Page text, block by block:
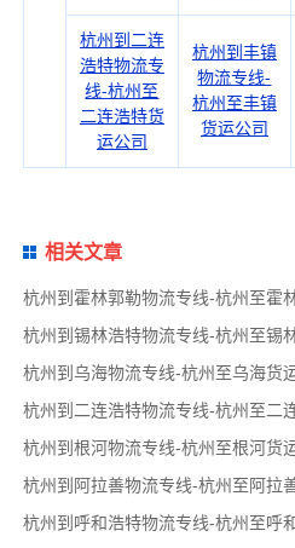
杭州到二连
浩特物流专
线-杭州至
二连浩特货
运公司
杭州到丰镇
物流专线-
杭州至丰镇
货运公司
相关文章
杭州到霍林郭勒物流专线-杭州至霍
杭州到锡林浩特物流专线-杭州至锡
杭州到乌海物流专线-杭州至乌海货
杭州到二连浩特物流专线-杭州至二
杭州到根河物流专线-杭州至根河货
杭州到阿拉善物流专线-杭州至阿拉
杭州到呼和浩特物流专线-杭州至呼